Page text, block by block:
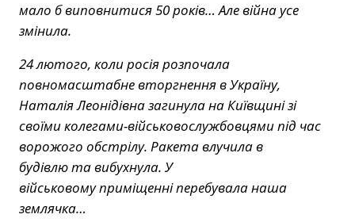
мало б виповнитися 50 років… Але війна усе
змінила.
24 лютого, коли росія розпочала
повномасштабне вторгнення в Україну,
Наталія Леонідівна загинула на Київщині зі
своїми колегами-військовослужбовцями під час
ворожого обстрілу. Ракетавлучила в
будівлютавибухнула. У
військовомуприміщенніперебувала наша
землячка…